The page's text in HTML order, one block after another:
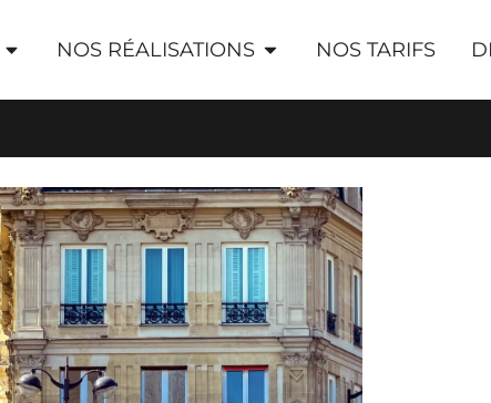
NOS RÉALISATIONS NOS TARIFS